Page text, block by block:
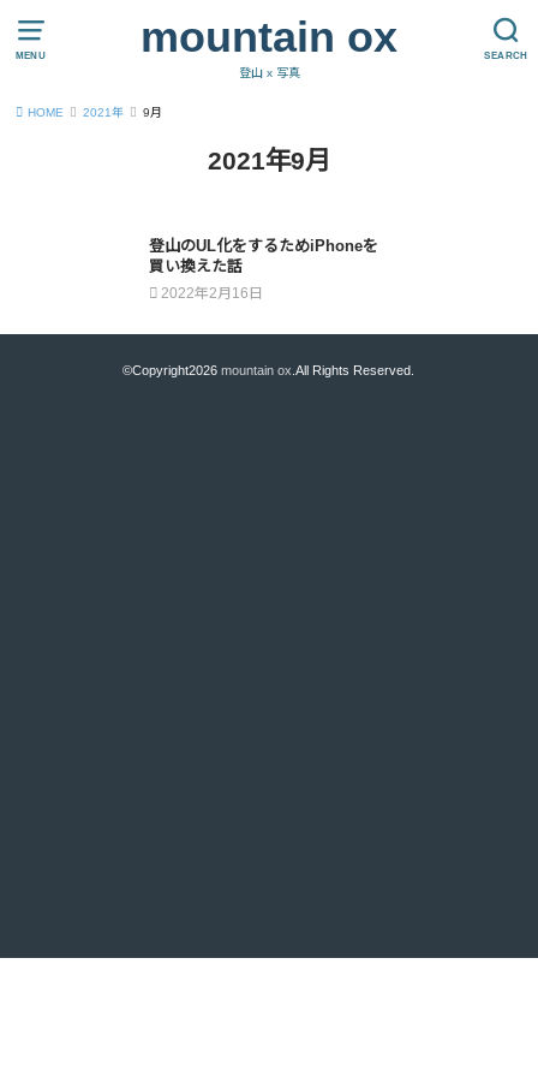
MENU SEARCH
mountain ox
登山 x 写真
HOME 2021年 9月
2021年9月
登山のUL化をするためiPhoneを
買い換えた話
2022年2月16日
©Copyright2026mountain ox .All Rights Reserved.